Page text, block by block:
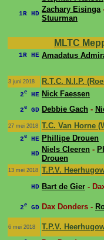
1R HD Zachary Eisinga
Stuurman
MLTC
1R HE Amadatus
3 juni 2018
R.T.C. N.I.P.
2e HE Nick Faessen
2e GD Debbie Gach -
27 mei 2018 T.C. Van Horne
2e HE Phillipe Drouen
HD Niels Cleeren -
Drouen
13 mei 2018 T.P.V.
HD Bart de Gier -
2e GD Dax Donders -
6 mei 2018 T.P.V.